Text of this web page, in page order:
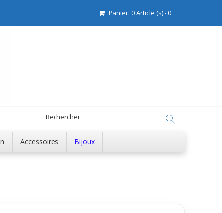
Panier: 0Article (s)-0
Accessoires Bijoux